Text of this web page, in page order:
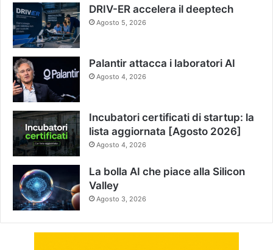
DRIV-ER accelera il deeptech
Agosto 5, 2026
Palantir attacca i laboratori AI
Agosto 4, 2026
Incubatori certificati di startup: la
lista aggiornata [Agosto 2026]
Agosto 4, 2026
La bolla AI che piace alla Silicon
Valley
Agosto 3, 2026